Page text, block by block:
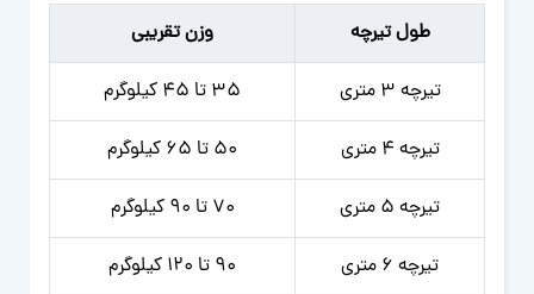
طول تیرچه وزن تقریبی
تیرچه 3 متری 35 تا 45 کیلوگرم
تیرچه 4 متری 50 تا 65 کیلوگرم
تیرچه 5 متری 70 تا 90 کیلوگرم
تیرچه 6 متری 90 تا 120 کیلوگرم